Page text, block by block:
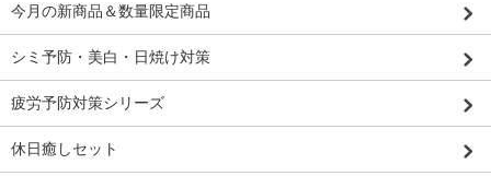
今月の新商品＆数量限定商品
シミ予防・美白・日焼け対策
疲労予防対策シリーズ
休日癒しセット